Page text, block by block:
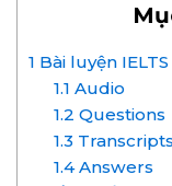
1 Bài luyện
1.1 Audio
1.2 Questions
1.3
1.4Answers